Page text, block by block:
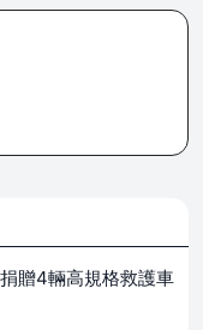
贈4輛高規格救護車